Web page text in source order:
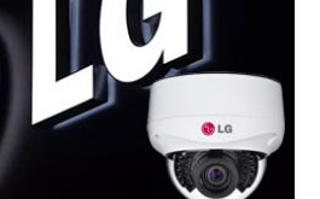
داهوا
تیاندی